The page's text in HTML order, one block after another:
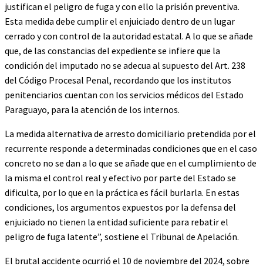
justifican el peligro de fuga y con ello la prisión preventiva.
Esta medida debe cumplir el enjuiciado dentro de un lugar
cerrado y con control de la autoridad estatal. A lo que se añade
que, de las constancias del expediente se infiere que la
condición del imputado no se adecua al supuesto del Art. 238
del Código Procesal Penal, recordando que los institutos
penitenciarios cuentan con los servicios médicos del Estado
Paraguayo, para la atención de los internos.
La medida alternativa de arresto domiciliario pretendida por el
recurrente responde a determinadas condiciones que en el caso
concreto no se dan a lo que se añade que en el cumplimiento de
la misma el control real y efectivo por parte del Estado se
dificulta, por lo que en la práctica es fácil burlarla. En estas
condiciones, los argumentos expuestos por la defensa del
enjuiciado no tienen la entidad suficiente para rebatir el
peligro de fuga latente”, sostiene el Tribunal de Apelación.
El brutal accidente ocurrió el 10 de noviembre del 2024, sobre